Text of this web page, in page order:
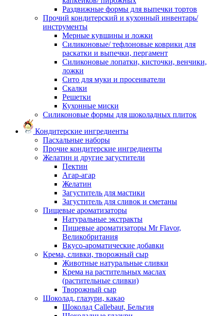
Раздвижные формы для выпечки тортов
Прочий кондитерский и кухонный инвентарь/
инструменты
Мерные кувшины и ложки
Силиконовые/ тефлоновые коврики для
раскатки и выпечки, пергамент
Силиконовые лопатки, кисточки, венчики,
ложки
Сито для муки и просеиватели
Скалки
Решетки
Кухонные миски
Силиконовые формы для шоколадных плиток
Кондитерские ингредиенты
Пасхальные наборы
Прочие кондитерские ингредиенты
Желатин и другие загустители
Пектин
Агар-агар
Желатин
Загуститель для мастики
Загуститель для сливок и сметаны
Пищевые ароматизаторы
Натуральные экстракты
Пищевые ароматизаторы Mr Flavor,
Великобритания
Вкусо-ароматические добавки
Крема, сливки, творожный сыр
Животные натуральные сливки
Крема на растительных маслах
(растительные сливки)
Творожный сыр
Шоколад, глазури, какао
Шоколад Callebaut, Бельгия